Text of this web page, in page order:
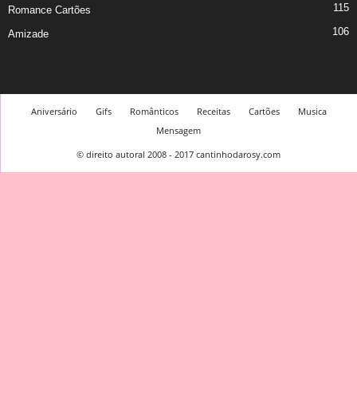
Romance Cartões 115
Amizade 106
Aniversário Gifs Românticos Receitas Cartões
Musica
Mensagem
© direito autoral 2008 - 2017 cantinhodarosy.com